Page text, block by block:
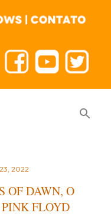
2022
OF DAWN, O
FLOYD